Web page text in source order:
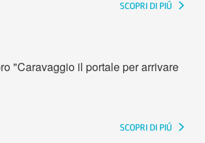
SCOPRI DI PIÚ
"Caravaggio il portale per arrivare
SCOPRI DI PIÚ